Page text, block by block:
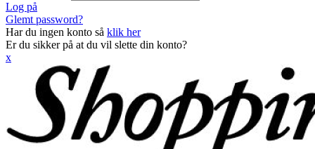
Log på
Glemt password?
Har du ingen konto så klik her
Er du sikker på at du vil slette din konto?
x